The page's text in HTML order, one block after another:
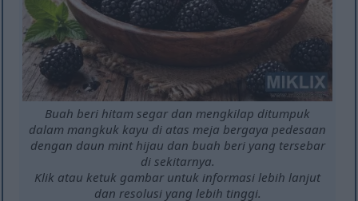
Buah beri hitam segar dan mengkilap ditumpuk
dalam mangkuk kayu di atas meja bergaya pedesaan
dengan daun mint hijau dan buah beri yang tersebar
di sekitarnya.
Klik atau ketuk gambar untuk informasi lebih lanjut
dan resolusi yang lebih tinggi.